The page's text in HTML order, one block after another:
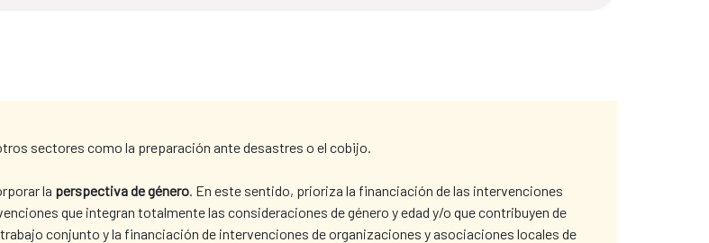
sectores como la preparación ante desastres o el cobijo.
la perspectiva de género . En este sentido, prioriza la financiación de las intervenciones
que integran totalmente las consideraciones de género y edad y/o que contribuyen de
conjunto y la financiación de intervenciones de organizaciones y asociaciones locales de